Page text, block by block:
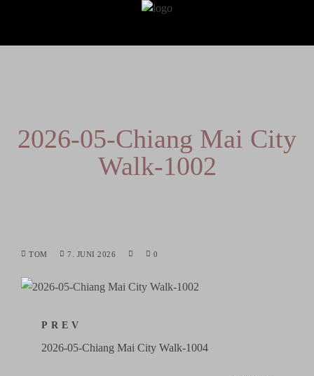
2026-05-Chiang Mai City
Walk-1002
TOM 7. JUNI 2026 0
PREV
2026-05-Chiang Mai City Walk-1004